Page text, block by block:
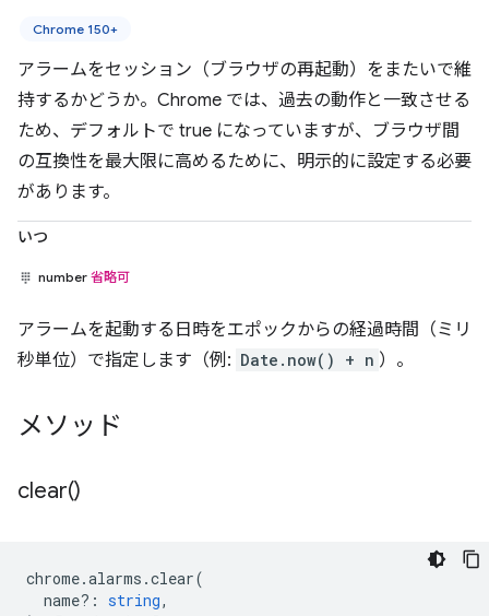
Chrome 150+
アラームをセッション（ブラウザの再起動）をまたいで維
持するかどうか。Chrome では、過去の動作と一致させる
ため、デフォルトで true になっていますが、ブラウザ間
の互換性を最大限に高めるために、明示的に設定する必要
があります。
いつ
number 省略可
アラームを起動する日時をエポックからの経過時間（ミリ
秒単位）で指定します（例: Date.now() + n ）。
メソッド
clear()
chrome.alarms .clear(
name? : string,